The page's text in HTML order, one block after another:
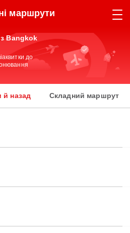
маршрути
Bangkok
до
й назад Складний маршрут